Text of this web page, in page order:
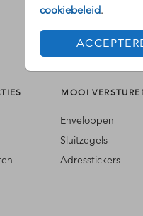
cookiebeleid.
MOOI
Enveloppen
Sluitzegels
Adresstickers